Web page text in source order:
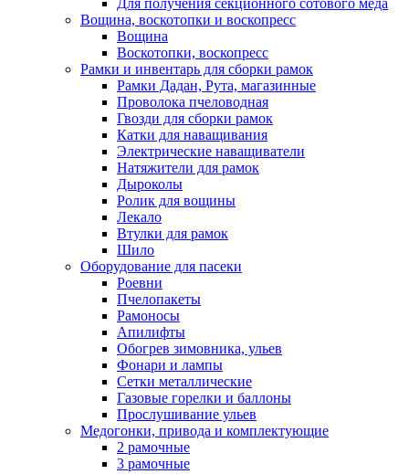
Для получения секционного сотового мёда
Вощина, воскотопки и воскопресс
Вощина
Воскотопки, воскопресс
Рамки и инвентарь для сборки рамок
Рамки Дадан, Рута, магазинные
Проволока пчеловодная
Гвозди для сборки рамок
Катки для наващивания
Электрические наващиватели
Натяжители для рамок
Дыроколы
Ролик для вощины
Лекало
Втулки для рамок
Шило
Оборудование для пасеки
Роевни
Пчелопакеты
Рамоносы
Апилифты
Обогрев зимовника, ульев
Фонари и лампы
Сетки металлические
Газовые горелки и баллоны
Прослушивание ульев
Медогонки, привода и комплектующие
2 рамочные
3 рамочные